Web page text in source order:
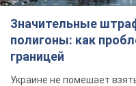
Значительные
полигоны: как
границей
Украине не помешает